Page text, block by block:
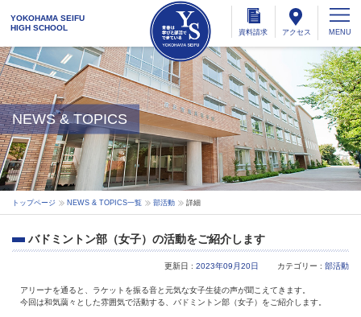
YOKOHAMA SEIFU
HIGH SCHOOL
資料請求 アクセス
NEWS & TOPICS
トップページ NEWS & TOPICS一覧 部活動 詳細
バドミントン部（女子）の活動をご紹介します
更新日 : 2023年09月20日 カテゴリー : 部活動
アリーナを通ると、ラケットを振る音と元気な女子生徒の声が聞こえてきます。
今回は和気藹々とした雰囲気で活動する、バドミントン部（女子）をご紹介します。